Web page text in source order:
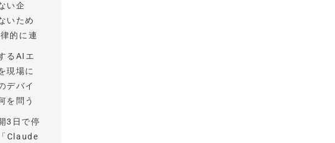
い企
いため
的に連
るAIエ
現場に
デバイ
を問う
3日で停
Claude